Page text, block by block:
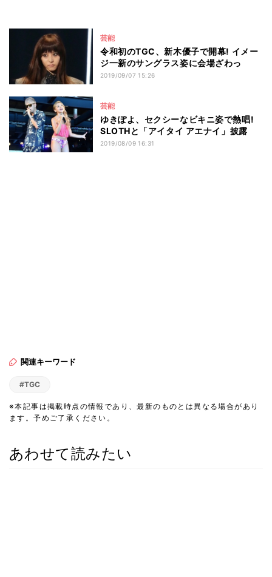
芸能
令和初のTGC、新木優子で開幕! イメー
ジ一新のサングラス姿に会場ざわっ
2019/09/07 15:26
芸能
ゆきぽよ、セクシーなビキニ姿で熱唱!
SLOTHと「アイタイ アエナイ」披露
2019/08/09 16:31
関連キーワード
#TGC
※本記事は掲載時点の情報であり、最新のものとは異なる場合があり
ます。予めご了承ください。
あわせて読みたい